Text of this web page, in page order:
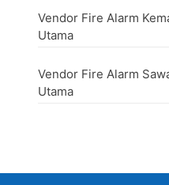
Vendor Fire Alarm
Utama
Vendor Fire Alarm
Utama